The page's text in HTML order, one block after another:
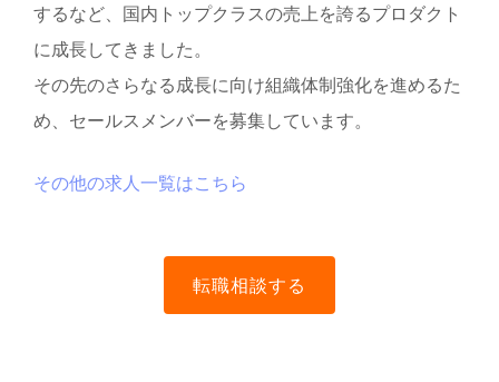
するなど、国内トップクラスの売上を誇るプロダクト
に成長してきました。
その先のさらなる成長に向け組織体制強化を進めるた
め、セールスメンバーを募集しています。
その他の求人一覧はこちら